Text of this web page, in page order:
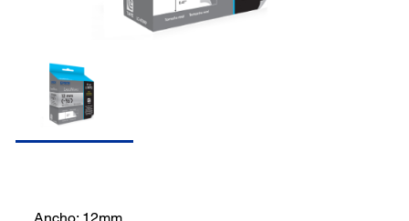
Ancho: 12mm